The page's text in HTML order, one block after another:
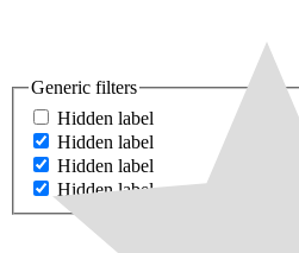
Generic filters
Hidden label
Hidden label
Hidden label
Hidden label